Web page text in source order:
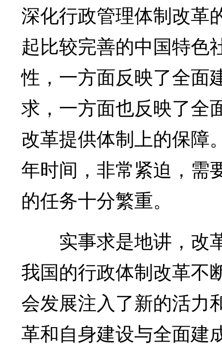
深化行政管理体制改革
起比较完善的中国特色
性，一方面反映了全面
求，一方面也反映了全
改革提供体制上的保障
年时间，非常紧迫，需
的任务十分繁重。
实事求是地讲，改
我国的行政体制改革不
会发展注入了新的活力
革和自身建设与全面建